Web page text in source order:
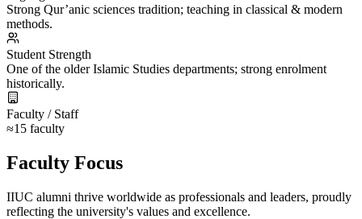
Strong Qur’anic sciences tradition; teaching in classical & modern
methods.
Student Strength
One of the older Islamic Studies departments; strong enrolment
historically.
Faculty / Staff
≈15 faculty
Faculty Focus
IIUC alumni thrive worldwide as professionals and leaders, proudly
reflecting the university's values and excellence.